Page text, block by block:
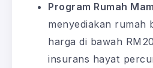
Program Rumah
menyediakan rumah
harga di bawah
insurans hayat